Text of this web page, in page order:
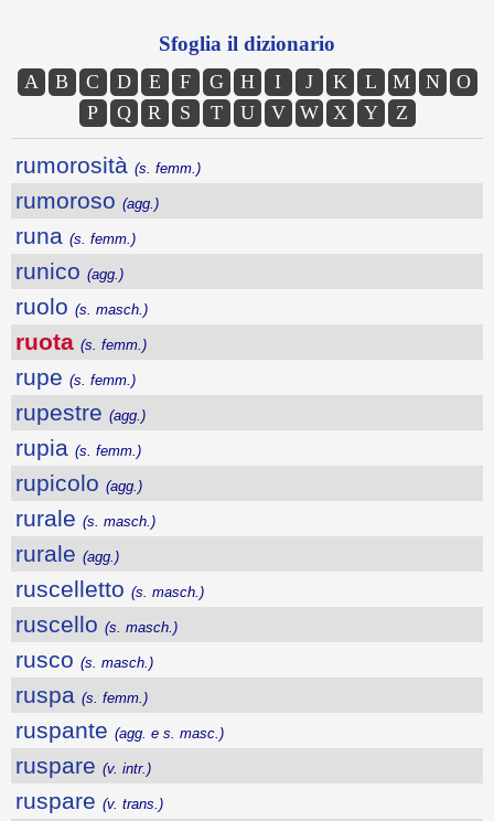
Sfoglia il dizionario
A B C D E F G H I J K L M N
O
P
Q R S T U V W X Y Z
rumorosità (s. femm.)
rumoroso (agg.)
runa (s. femm.)
runico (agg.)
ruolo (s. masch.)
ruota (s. femm.)
rupe (s. femm.)
rupestre (agg.)
rupia (s. femm.)
rupicolo (agg.)
rurale (s. masch.)
rurale (agg.)
ruscelletto (s. masch.)
ruscello (s. masch.)
rusco (s. masch.)
ruspa (s. femm.)
ruspante (agg. e s. masc.)
ruspare (v. intr.)
ruspare (v. trans.)